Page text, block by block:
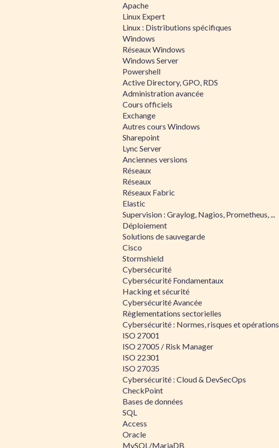
Apache
Linux Expert
Linux : Distributions spécifiques
Windows
Réseaux Windows
Windows Server
Powershell
Active Directory, GPO, RDS
Administration avancée
Cours officiels
Exchange
Autres cours Windows
Sharepoint
Lync Server
Anciennes versions
Réseaux
Réseaux
Réseaux Fabric
Elastic
Supervision : Graylog, Nagios, Prometheus, ...
Déploiement
Solutions de sauvegarde
Cisco
Stormshield
Cybersécurité
Cybersécurité Fondamentaux
Hacking et sécurité
Cybersécurité Avancée
Règlementations sectorielles
Cybersécurité : Normes, risques et opérations
ISO 27001
ISO 27005 / Risk Manager
ISO 22301
ISO 27035
Cybersécurité : Cloud & DevSecOps
CheckPoint
Bases de données
SQL
Access
Oracle
MySQL/MariaDB